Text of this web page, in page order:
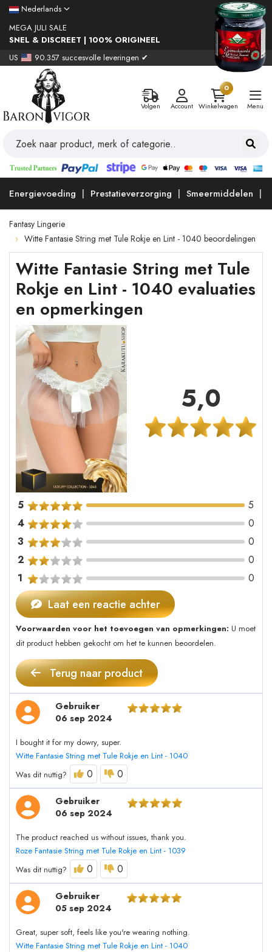
Nederlands
MEGA JULI SALE
SNEL & DISCREET | 100% ORIGINEEL
US
90.357 succesvolle leveringen ✔
Volgen Account
0
Winkelwagen
Menu
Energievoeding Prestatieverzorging Smeermiddelen
Fantasy Lingerie
Witte Fantasie String met Tule Rokje en Lint - 1040 beoordelingen
Witte Fantasie String met Tule
Rokje en Lint - 1040 evaluaties
en opmerkingen
5,0
5
5
4
0
3
0
2
0
1
0
Laat een reactie achter
Voorwaarden voor het toevoegen van opmerkingen: U moet
dit product hebben gekocht om het te kunnen beoordelen.
Terug naar product
Gebruiker
06 sep 2024
I bought it for my dowry, super.
Witte Fantasie String met Tule Rokje en Lint - 1040
Was dit nuttig?
0 0
Gebruiker
06 sep 2024
The product reached us without issues, thank you.
Roze Fantasie String met Tule Rokje en Lint - 1039
Was dit nuttig?
0 0
Gebruiker
05 sep 2024
Great, super soft, feels like you're wearing nothing.
Witte Fantasie String met Tule Rokje en Lint - 1040